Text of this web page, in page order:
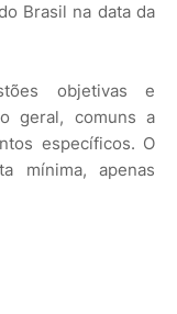
Brasil na data da
objetivas e
geral, comuns a
específicos. O
mínima, apenas